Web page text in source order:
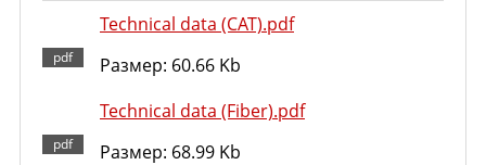
Technical data (CAT).pdf
Размер: 60.66 Kb
Technical data (Fiber).pdf
Размер: 68.99 Kb